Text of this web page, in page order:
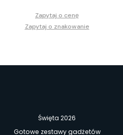
Zapytaj o cenę
Zapytaj o znakowanie
Święta 2026
Gotowe zestawy gadżetów